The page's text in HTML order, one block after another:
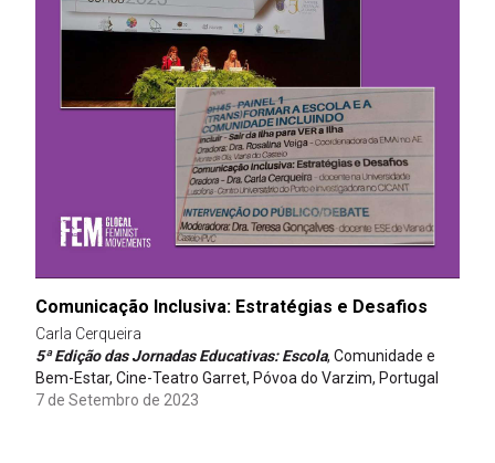
Comunicação Inclusiva: Estratégias e Desafios
Carla Cerqueira
5ª Edição das Jornadas Educativas: Escola, Comunidade e
Bem-Estar, Cine-Teatro Garret, Póvoa do Varzim, Portugal
7 de Setembro de 2023